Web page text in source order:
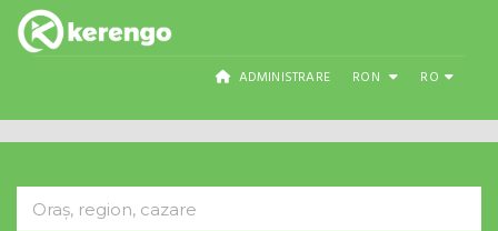
ADMINISTRARE RON RO